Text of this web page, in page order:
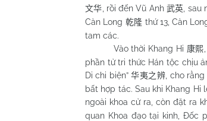
文华 , rồi đến Vũ Anh 武英 ,
Càn Long 乾隆 thứ 13, Càn
tam các.
Vào thời Khang Hi 康熙
phần tử tri thức Hán tộc chịu
Di chi biện”华夷之辨 , cho
bất hợp tác. Sau khi Khang
ngoài khoa cử ra, còn đặt ra
quan Khoa đạo tại kinh, Đốc